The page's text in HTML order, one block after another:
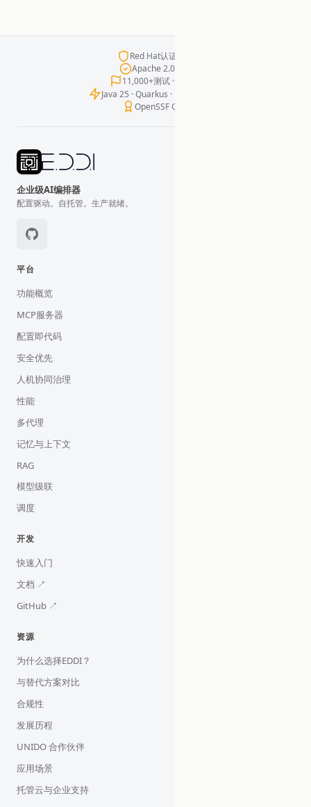
Red Hat认证容器
Apache 2.0许可
11,000+测试 · 零失败
Java 25 · Quarkus · LangChain4j
OpenSSF Gold
企业级AI编排器
配置驱动。自托管。生产就绪。
平台
功能概览
MCP服务器
配置即代码
安全优先
人机协同治理
性能
多代理
记忆与上下文
RAG
模型级联
调度
开发
快速入门
文档 ↗
GitHub ↗
资源
为什么选择EDDI？
与替代方案对比
合规性
发展历程
UNIDO 合作伙伴
应用场景
托管云与企业支持